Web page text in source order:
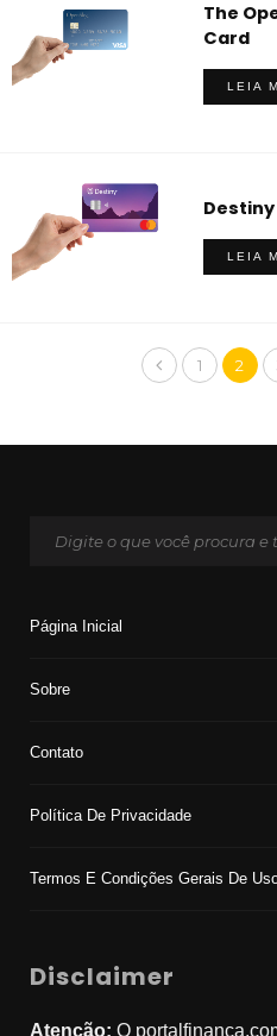
The
Card
LEIA
LEIA
1 2
Página Inicial
Sobre
Contato
Política De Privacidade
Termos E Condições Gerais De
Disclaimer
Atenção: O